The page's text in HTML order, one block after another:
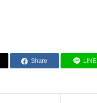
Share LINE